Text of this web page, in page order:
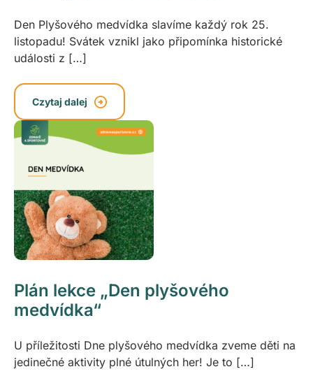
Den Plyšového medvídka slavíme každý rok 25.
listopadu! Svátek vznikl jako připomínka historické
události z […]
Czytaj dalej
Plán lekce „Den plyšového
medvídka“
U příležitosti Dne plyšového medvídka zveme děti na
jedinečné aktivity plné útulných her! Je to […]